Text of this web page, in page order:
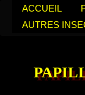
ACCUEIL
AUTRES